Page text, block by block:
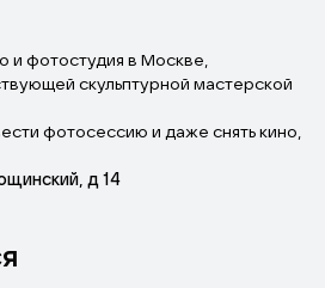
и фотостудия в Москве,
скульптурной мастерской
фотосессию и даже снять кино,
музыкальный
класс.д 14